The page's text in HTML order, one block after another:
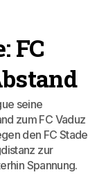
FC
seine
zum FC Vaduz
den FC Stade
zur
Spannung.